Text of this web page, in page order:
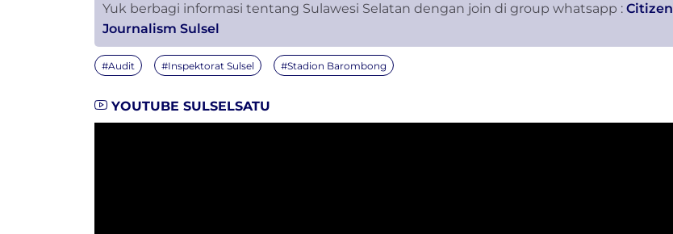
Yuk berbagi informasi tentang Sulawesi Selatan dengan join di group whatsapp : Citizen
Journalism Sulsel
#Audit #Inspektorat Sulsel #Stadion Barombong
YOUTUBE SULSELSATU